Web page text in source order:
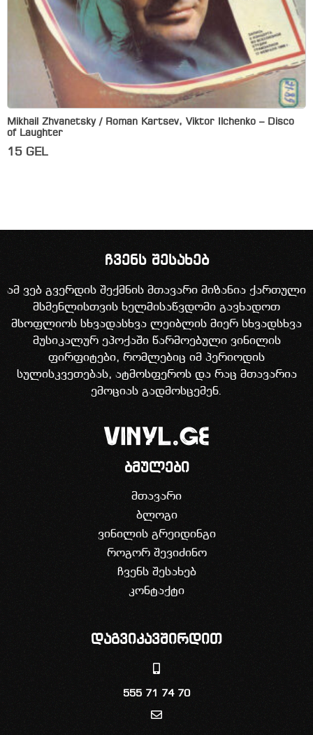
Mikhail Zhvanetsky / Roman Kartsev, Viktor Ilchenko – Disco
of Laughter
15 GEL
ჩვენს შესახებ
ამ ვებ გვერდის შექმნის მთავარი მიზანია ქართული
მსმენლისთვის ხელმისაწვდომი გავხადოთ
მსოფლიოს სხვადასხვა ლეიბლის მიერ სხვადსხვა
მუსიკალურ ეპოქაში წარმოებული ვინილის
ფირფიტები, რომლებიც იმ პერიოდის
სულისკვეთებას, ატმოსფეროს და რაც მთავარია
ემოციას გადმოსცემენ.
ბმულები
მთავარი
ბლოგი
ვინილის გრეიდინგი
როგორ შევიძინო
ჩვენს შესახებ
კონტაქტი
დაგვიკავშირდით
555 71 74 70